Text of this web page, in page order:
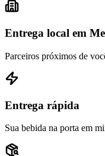
Entrega local em
Parceiros próximos de
Entrega rápida
Sua bebida na porta em